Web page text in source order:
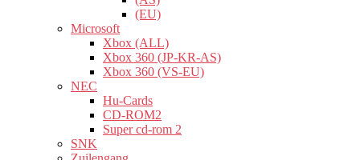
(EU)
Microsoft
Xbox (ALL)
Xbox 360 (JP-KR-AS)
Xbox 360 (VS-EU)
NEC
Hu-Cards
CD-ROM2
Super cd-rom 2
SNK